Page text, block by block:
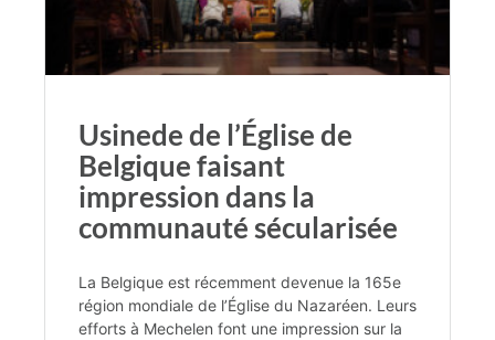
Usinede de l’Église de
Belgique faisant
impression dans la
communauté sécularisée
La Belgique est récemment devenue la 165e
région mondiale de l’Église du Nazaréen. Leurs
efforts à Mechelen font une impression sur la